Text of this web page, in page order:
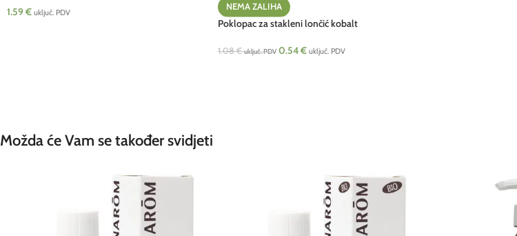
1.59€ uključ. PDV
NEMA ZALIHA
Poklopac za stakleni lončić kobalt
1.08€ uključ. PDV 0.54€ uključ. PDV
Možda će Vam se također svidjeti